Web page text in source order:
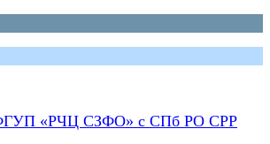
«РЧЦ CЗФО» с СПб РО СРР